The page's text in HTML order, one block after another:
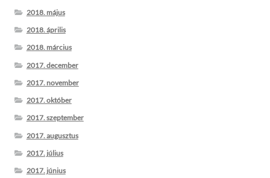
2018. május
2018. április
2018. március
2017. december
2017. november
2017. október
2017. szeptember
2017. augusztus
2017. július
2017. június